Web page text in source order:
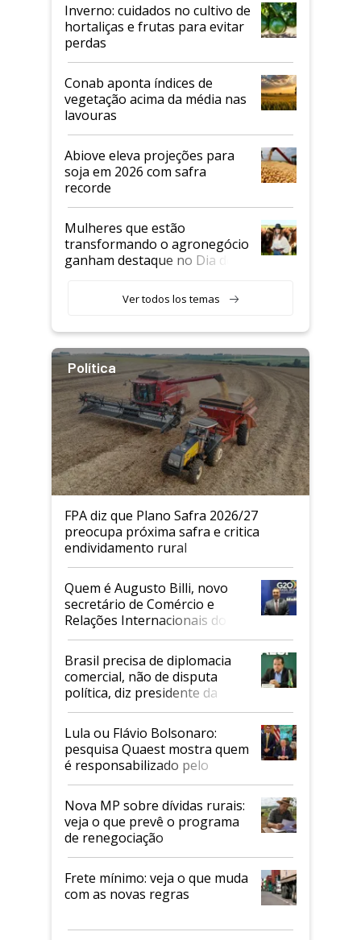
Inverno: cuidados no cultivo de
hortaliças e frutas para evitar
perdas
Conab aponta índices de
vegetação acima da média nas
lavouras
Abiove eleva projeções para
soja em 2026 com safra
recorde
Mulheres que estão
transformando o agronegócio
ganham destaque no Dia do
Ver todos los temas
Política
FPA diz que Plano Safra 2026/27
preocupa próxima safra e critica
endividamento rural
Quem é Augusto Billi, novo
secretário de Comércio e
Relações Internacionais do
Mapa
Brasil precisa de diplomacia
comercial, não de disputa
política, diz presidente da
Faesp
Lula ou Flávio Bolsonaro:
pesquisa Quaest mostra quem
é responsabilizado pelo
tarifaço dos EUA
Nova MP sobre dívidas rurais:
veja o que prevê o programa
de renegociação
Frete mínimo: veja o que muda
com as novas regras